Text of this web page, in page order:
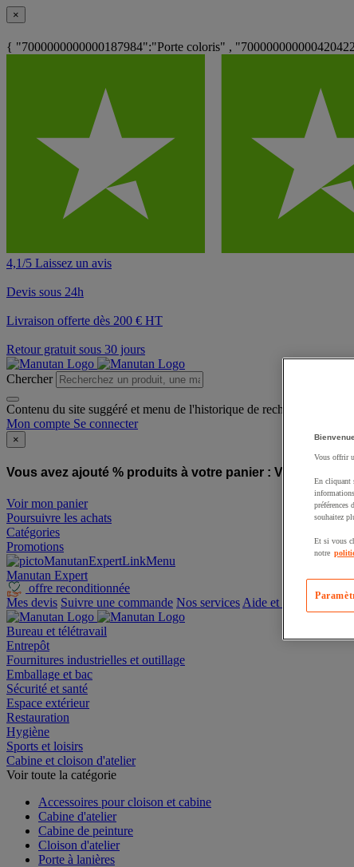
×
{ "7000000000000187984":"Porte coloris" ,
4,1/5 Laissez un avis
Devis sous 24h
Livraison offerte dès 200 € HT
Retour gratuit sous 30 jours
Chercher
Contenu du site suggéré et menu de l'historique de recherche
Mon compte Se connecter
×
Vous avez ajouté % produits à votre panier : Vous avez
Voir mon panier
Poursuivre les achats
Catégories
Promotions
Manutan Expert
offre reconditionnée
Mes devis Suivre une commande Nos services Aide et contact
Bureau et télétravail
Entrepôt
Fournitures industrielles et outillage
Emballage et bac
Sécurité et santé
Espace extérieur
Restauration
Hygiène
Sports et loisirs
Cabine et cloison d'atelier
Voir toute la catégorie
Accessoires pour cloison et cabine
Cabine d'atelier
Cabine de peinture
Cloison d'atelier
Porte à lanières
Vous offrir
En cliquant
préférences
souhaitez
Et si vous
notre